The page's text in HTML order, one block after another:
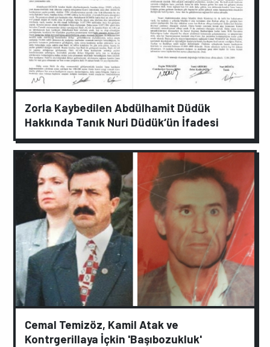
Zorla Kaybedilen Abdülhamit Düdük
Hakkında Tanık Nuri Düdük‘ün İfadesi
Cemal Temizöz, Kamil Atak ve
Kontrgerillaya İçkin 'Başıbozukluk'